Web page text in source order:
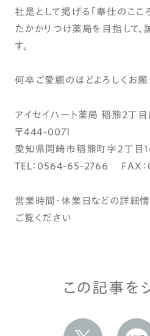
社是として掲げる「奉仕のここ
たかかりつけ薬局を目指して
す。
何卒ご愛顧のほどよろしくお願
アイセイハート薬局 稲熊2丁目
〒444-0071
愛知県岡崎市稲熊町字２丁目
TEL：0564-65-2766 FAX
営業時間・休業日などの詳細
ご覧ください
この記事を